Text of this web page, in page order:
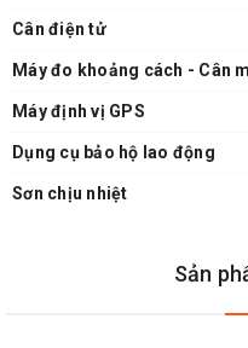
Cân điện tử
Máy đo khoảng cách - Cân
Máy định vị GPS
Dụng cụ bảo hộ lao động
Sơn chịu nhiệt
Sản